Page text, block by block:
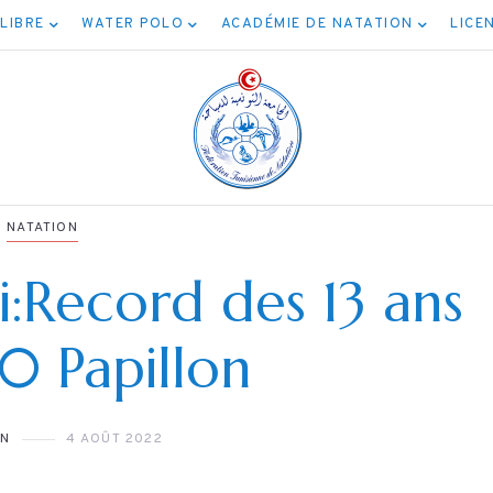
WATER POLO ACADÉMIE DE NATATION
NATATION
des 13 ans
Papillon
4 AOÛT 2022
برنامج
NATATION